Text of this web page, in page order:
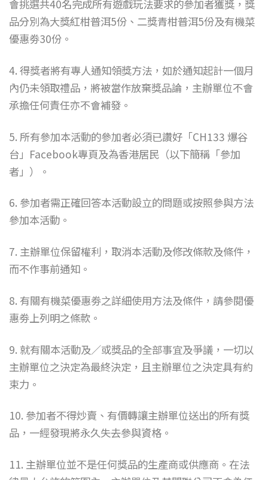
會挑選共40名完成所有遊戲玩法要求的參加者獲獎，獎
品分別為大獎紅柑普洱5份、二獎青柑普洱5份及有機菜
優惠劵30份。
4. 得獎者將有專人通知領獎方法，如於通知起計一個月
內仍未領取禮品，將被當作放棄獎品論，主辦單位不會
承擔任何責任亦不會補發。
5. 所有參加本活動的參加者必須已讚好「CH133 爆谷
台」Facebook專頁及為香港居民（以下簡稱「參加
者」）。
6. 參加者需正確回答本活動設立的問題或按照參與方法
參加本活動。
7. 主辦單位保留權利，取消本活動及修改條款及條件，
而不作事前通知。
8. 有關有機菜優惠劵之詳細使用方法及條件，請參閱優
惠劵上列明之條款。
9. 就有關本活動及／或獎品的全部事宜及爭議，一切以
主辦單位之決定為最終決定，且主辦單位之決定具有約
束力。
10. 參加者不得炒賣、有價轉讓主辦單位送出的所有獎
品，一經發現將永久失去參與資格。
11. 主辦單位並不是任何獎品的生產商或供應商。在法